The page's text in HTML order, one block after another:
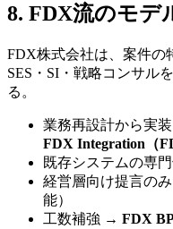
8. FDX流の​​モデ
FDX株式会社は、​案件の​
SES・SI・戦略コンサル
る。
業務再設計から​実
FDX Integration（
既存システムの​専
経営層向け提言の
能）
工数補強 → FDX